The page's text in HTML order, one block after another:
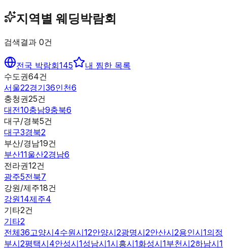
지역별 웨딩박람회
검색결과 0건
전국 박람회145
내 찜한 목록
수도권64건
서울22경기36인천6
충청권25건
대전10충남9충북6
대구/경북5건
대구3경북2
부산/경남19건
부산11울산2경남6
전라권12건
광주5전북7
강원/제주18건
강원14제주4
기타2건
기타2
전체36고양시4수원시12안양시2광명시2안산시2용인시1의정
부시2평택시4안성시1성남시1시흥시1화성시1부천시2하남시1